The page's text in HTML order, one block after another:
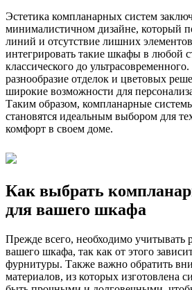
Эстетика компланарных систем
минималистичном дизайне, который
линий и отсутствие лишних
интегрировать такие шкафы в любой
классического до
разнообразие отделок и цветовых
широкие возможности для
Таким образом, компланарные
становятся идеальным выбором для
комфорт в своем доме.
Как выбрать
для вашего шкафа
Прежде всего, необходимо учитывать
вашего шкафа, так как от этого
фурнитуры. Также важно обратить
материалов, из которых изготовлена